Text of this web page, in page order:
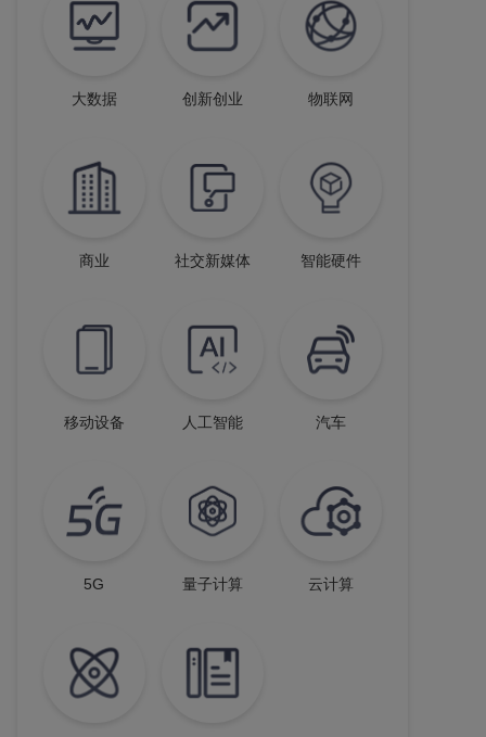
大数据 创新创业 物联网
商业 社交新媒体 智能硬件
移动设备 人工智能 汽车
5G 量子计算 云计算